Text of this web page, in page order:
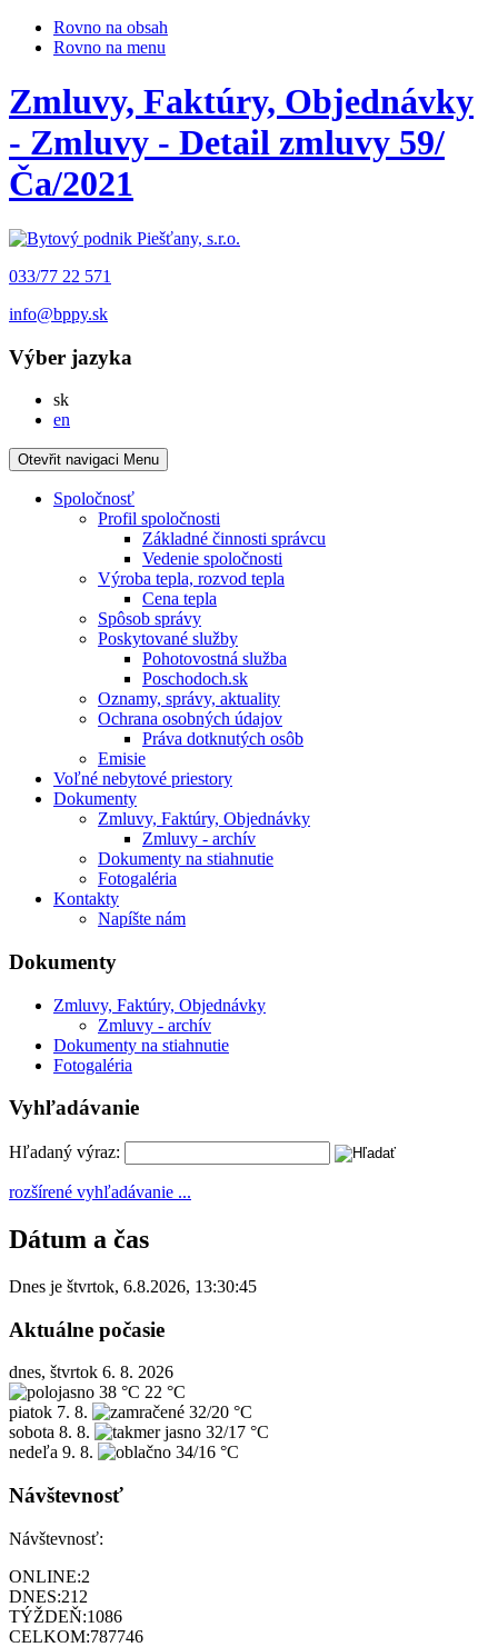
Rovno na obsah
Rovno na menu
Zmluvy, Faktúry, Objednávky
- Zmluvy - Detail zmluvy 59/
Ča/2021
033/77 22 571
info@bppy.sk
Výber jazyka
skSlovensky
en
Otevřit navigaci Menu
Spoločnosť
Profil spoločnosti
Základné činnosti správcu
Vedenie spoločnosti
Výroba tepla, rozvod tepla
Cena tepla
Spôsob správy
Poskytované služby
Pohotovostná služba
Poschodoch.sk
Oznamy, správy, aktuality
Ochrana osobných údajov
Práva dotknutých osôb
Emisie
Voľné nebytové priestory
Dokumenty
Zmluvy, Faktúry, Objednávky
Zmluvy - archív
Dokumenty na stiahnutie
Fotogaléria
Kontakty
Napíšte nám
Dokumenty
Zmluvy, Faktúry, Objednávky
Zmluvy - archív
Dokumenty na stiahnutie
Fotogaléria
Vyhľadávanie
Hľadaný výraz:
rozšírené vyhľadávanie ...
Dátum a čas
Dnes je štvrtok, 6.8.2026, 13:30:45
Aktuálne počasie
dnes, štvrtok 6. 8. 2026
38 °C 22 °C
piatok 7. 8.
32/20 °C
sobota 8. 8.
32/17 °C
nedeľa 9. 8. 34/16 °C
Návštevnosť
Návštevnosť:
ONLINE:2
DNES:212
TÝŽDEŇ:1086
CELKOM:787746